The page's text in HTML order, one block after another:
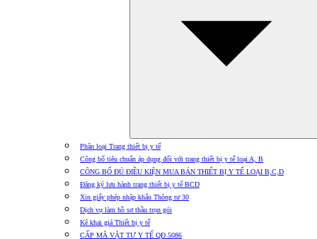
Phân loại Trang thiết bị y tế
Công bố tiêu chuẩn áp dụng đối với trang thiết bị y tế loại A, B
CÔNG BỐ ĐỦ ĐIỀU KIỆN MUA BÁN THIẾT BỊ Y TẾ LOẠI B,C,D
Đăng ký lưu hành trang thiết bị y tế BCD
Xin giấy phép nhập khẩu Thông tư 30
Dịch vụ làm hồ sơ thầu trọn gói
Kê khai giá Thiết bị y tế
CẤP MÃ VẬT TƯ Y TẾ QĐ 5086